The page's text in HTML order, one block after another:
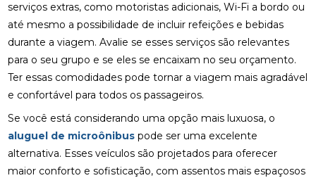
serviços extras, como motoristas adicionais, Wi-Fi a bordo ou
até mesmo a possibilidade de incluir refeições e bebidas
durante a viagem. Avalie se esses serviços são relevantes
para o seu grupo e se eles se encaixam no seu orçamento.
Ter essas comodidades pode tornar a viagem mais agradável
e confortável para todos os passageiros.
Se você está considerando uma opção mais luxuosa, o
aluguel de microônibus pode ser uma excelente
alternativa. Esses veículos são projetados para oferecer
maior conforto e sofisticação, com assentos mais espaçosos